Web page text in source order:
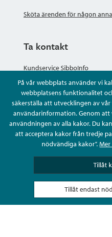
På vår webbplats använder vi
webbplatsens funktionalitet
säkerställa att utvecklingen av
användarinformation. Genom att
användningen av alla kakor. Du
att acceptera kakor från tredje
nödvändiga kakor”.
Tillåt
Tillåt endast
Sköta ärenden för någon
Ta kontakt
Kundservice SibboInfo
Ge anonym respons
Ställ en fråga eller sköta ditt
Kontaktuppgifter